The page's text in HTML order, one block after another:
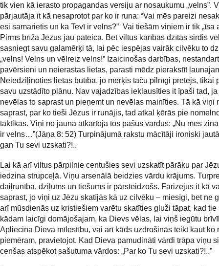
tik vien kā ierasto propagandas versiju ar nosaukumu „velns”.
pārjautāja it kā nesaprotot par ko ir runa: “Vai mēs pareizi
esi samarietis un ka Tevī ir velns?” Vai tiešām viņiem ir tik „īsa
Pirms brīža Jēzus jau pateica. Bet viltus kārībās dzītās sirdis
sasniegt savu galamērķi tā, lai pēc iespējas vairāk cilvēku to
„velns! Velns un vēlreiz velns!” Izaicinošas darbības,
pavērsieni un neierastas lietas, parasti mēdz pierakstīt
Neiedziļinoties lietas būtībā, jo mērķis taču pilnīgi pretējs, tikai
savu uzstādīto plānu. Nav vajadzības ieklausīties it īpaši tad,
nevēlas to saprast un pieņemt un nevēlas mainīties. Tā kā viņi
saprast, par ko tieši Jēzus ir runājis, tad atkal ķērās pie
taktikas. Viņi no jauna atkārtoja tos pašus vārdus: „Nu mēs
ir velns…”(Jāņa 8: 52) Turpinājumā rakstu mācītāji ironiski
gan Tu sevi uzskati?!..
Lai kā arī viltus pārpilnie centušies sevi uzskatīt pārāku par
iedzina strupceļā. Viņu arsenālā beidzies vārdu krājums.
daiļrunība, dziļums un tiešums ir pārsteidzošs. Farizejus it kā
saprast, jo viņi uz Jēzu skatījās kā uz cilvēku – miesīgi, bet ne
arī mūsdienās uz kristiešiem varētu skatīties gluži tāpat, kad tie
kādam laicīgi domājošajam, ka Dievs vēlas, lai viņš iegūtu
Apliecina Dieva mīlestību, vai arī kāds uzdrošinās teikt kaut ko
piemēram, pravietojot. Kad Dieva pamudināti vārdi trāpa viņu
cenšas atspēkot sašutuma vārdos: „Par ko Tu sevi uzskati?!..”